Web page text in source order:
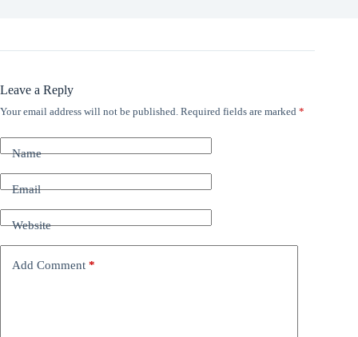
Leave a Reply
Your email address will not be published. Required fields are marked *
Name
Email
Website
Add Comment *